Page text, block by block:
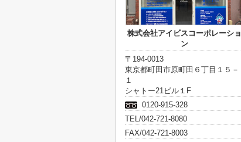
株式会社アイビスコーポレーショ
ン
〒194-0013
東京都町田市原町田６丁目１５－
１
シャトー21ビル１F
0120-915-328
TEL/042-721-8080
FAX/042-721-8003